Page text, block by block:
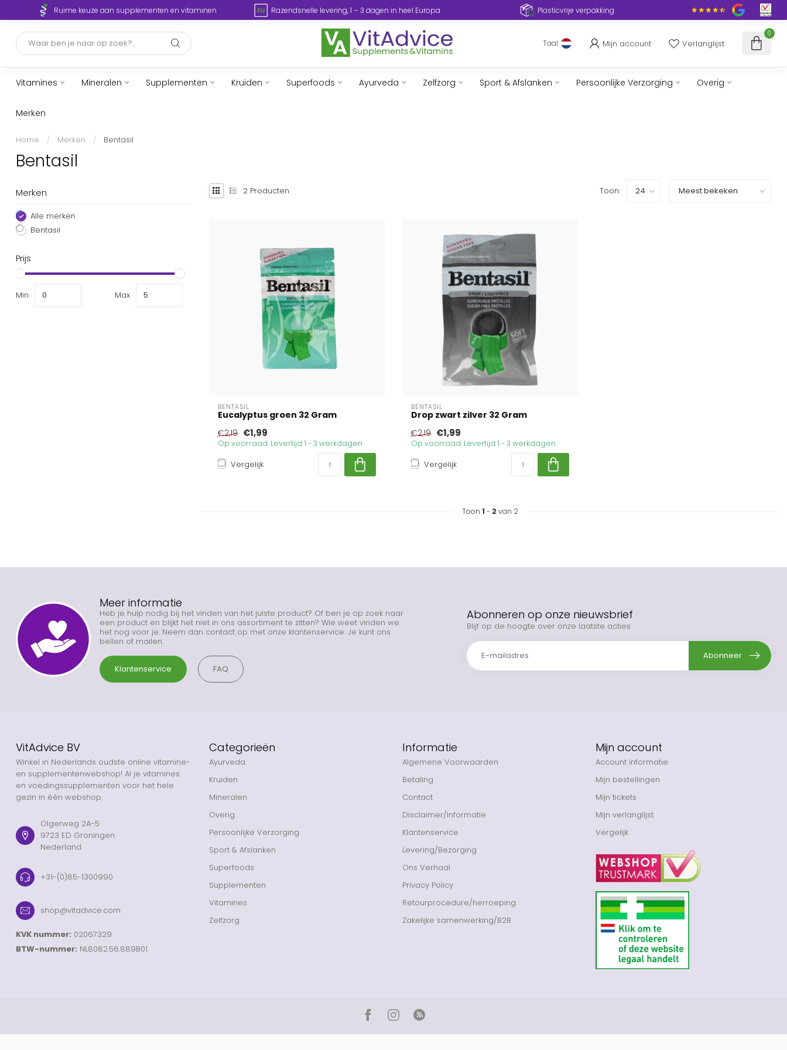
Ruime keuze aan supplementen en vitaminen Razendsnelle levering, 1 – 3 dagen in heel Europa Plasticvrije verpakking
Taal Mijn account Verlanglijst
0
Vitamines Mineralen Supplementen Kruiden Superfoods Ayurveda Zelfzorg Sport & Afslanken Persoonlijke Verzorging Overig
Merken
Home / Merken / Bentasil
Bentasil
Merken
Alle merken
Bentasil
Prijs
Min Max
2 Producten Toon:
BENTASIL
Eucalyptus groen 32 Gram
€2,19 €1,99
Op voorraad. Levertijd 1 - 3 werkdagen
Vergelijk
BENTASIL
Drop zwart zilver 32 Gram
€2,19 €1,99
Op voorraad. Levertijd 1 - 3 werkdagen
Vergelijk
Toon 1 - 2 van 2
Meer informatie
Heb je hulp nodig bij het vinden van het juiste product? Of ben je op zoek naar
een product en blijkt het niet in ons assortiment te zitten? Wie weet vinden we
het nog voor je. Neem dan contact op met onze klantenservice. Je kunt ons
bellen of mailen.
Klantenservice FAQ
Abonneren op onze nieuwsbrief
Blijf op de hoogte over onze laatste acties
Abonneer
VitAdvice BV
Winkel in Nederlands oudste online vitamine-
en supplementenwebshop! Al je vitamines
en voedingssupplementen voor het hele
gezin in één webshop.
Olgerweg 2A-5
9723 ED Groningen
Nederland
+31-(0)85-1300990
shop@vitadvice.com
KVK nummer: 02067329
BTW-nummer: NL8082.56.889B01
Categorieën
Ayurveda
Kruiden
Mineralen
Overig
Persoonlijke Verzorging
Sport & Afslanken
Superfoods
Supplementen
Vitamines
Zelfzorg
Informatie
Algemene Voorwaarden
Betaling
Contact
Disclaimer/Informatie
Klantenservice
Levering/Bezorging
Ons Verhaal
Privacy Policy
Retourprocedure/herroeping
Zakelijke samenwerking/B2B
Mijn account
Account informatie
Mijn bestellingen
Mijn tickets
Mijn verlanglijst
Vergelijk